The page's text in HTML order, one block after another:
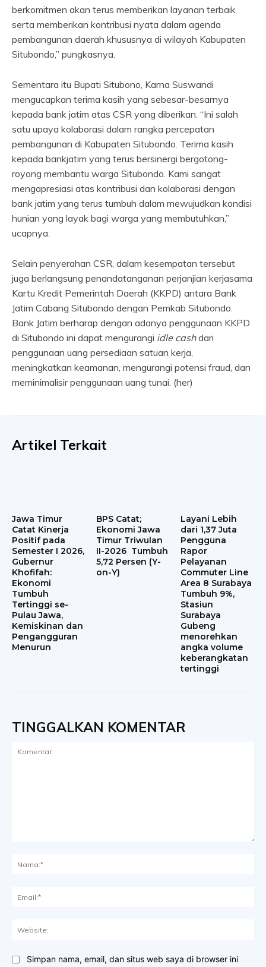
berkomitmen akan terus memberikan layanan terbaik
serta memberikan kontribusi nyata dalam agenda
pembangunan daerah khususnya di wilayah Kabupaten
Situbondo,” pungkasnya.
Sementara itu Bupati Situbono, Karna Suswandi
mengucapkan terima kasih yang sebesar-besarnya
kepada bank jatim atas CSR yang diberikan. “Ini salah
satu upaya kolaborasi dalam rangka percepatan
pembangunan di Kabupaten Situbondo. Terima kasih
kepada bankjatim yang terus bersinergi bergotong-
royong membantu warga Situbondo. Kami sangat
mengapresiasi atas kontribusi dan kolaborasi dengan
bank jatim yang terus tumbuh dalam mewujudkan kondisi
hunian yang layak bagi warga yang membutuhkan,”
ucapnya.
Selain penyerahan CSR, dalam kesempatan tersebut
juga berlangsung penandatanganan perjanjian kerjasama
Kartu Kredit Pemerintah Daerah (KKPD) antara Bank
Jatim Cabang Situbondo dengan Pemkab Situbondo.
Bank Jatim berharap dengan adanya penggunaan KKPD
di Situbondo ini dapat mengurangi idle cashdari
penggunaan uang persediaan satuan kerja,
meningkatkan keamanan, mengurangi potensi fraud, dan
meminimalisir penggunaan uang tunai. (her)
Artikel Terkait
Jawa Timur
Catat Kinerja
Positif pada
Semester I 2026,
Gubernur
Khofifah:
Ekonomi
Tumbuh
Tertinggi se-
Pulau Jawa,
Kemiskinan dan
Pengangguran
Menurun
BPS Catat;
Ekonomi Jawa
Timur Triwulan
II-2026 Tumbuh
5,72 Persen (Y-
on-Y)
Layani Lebih
dari 1,37 Juta
Pengguna
Rapor
Pelayanan
Commuter Line
Area 8 Surabaya
Tumbuh 9%,
Stasiun
Surabaya
Gubeng
menorehkan
angka volume
keberangkatan
tertinggi
TINGGALKAN KOMENTAR
Simpan nama, email, dan situs web saya di browser ini